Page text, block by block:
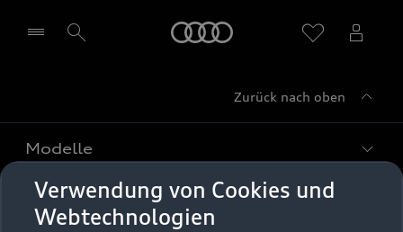
Zurück nach oben
Modelle
Alle Modelle
Kaufen & leasen
Verwendung von Cookies und
Webtechnologien